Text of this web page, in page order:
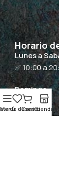
Horario
Lunes a
✅ 10:00 a
Domingo:
🚫 Cerrado
Menúde deseos
CarritoTienda
de
80grs /